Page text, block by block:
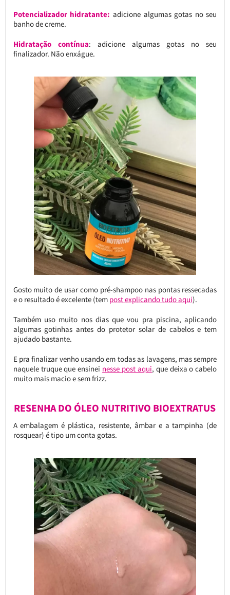
Potencializador hidratante: adicione algumas gotas no seu
banho de creme.
Hidratação contínua: adicione algumas gotas no seu
finalizador. Não enxágue.
Gosto muito de usar como pré-shampoo nas pontas ressecadas
e o resultado é excelente (tem post explicando tudo aqui).
Também uso muito nos dias que vou pra piscina, aplicando
algumas gotinhas antes do protetor solar de cabelos e tem
ajudado bastante.
E pra finalizar venho usando em todas as lavagens, mas sempre
naquele truque que ensinei nesse post aqui, que deixa o cabelo
muito mais macio e sem frizz.
RESENHA DO ÓLEO NUTRITIVO BIOEXTRATUS
A embalagem é plástica, resistente, âmbar e a tampinha (de
rosquear) é tipo um conta gotas.